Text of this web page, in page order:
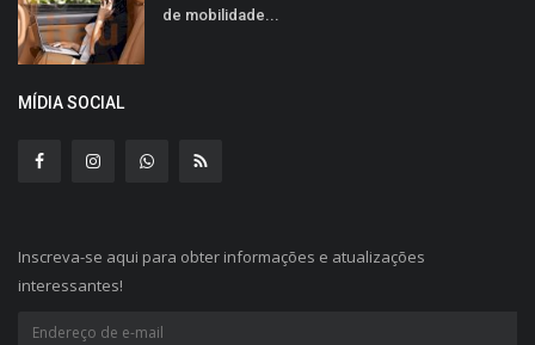
de mobilidade...
MÍDIA SOCIAL
Inscreva-se aqui para obter informações e atualizações
interessantes!